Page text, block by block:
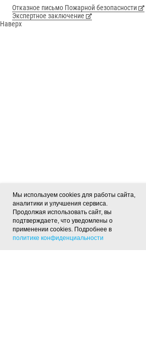
Мы используем cookies для работы сайта,
аналитики и улучшения сервиса.
Продолжая использовать сайт, вы
подтверждаете, что уведомлены о
применении cookies. Подробнее в
политике конфиденциальности
Отказное письмо Пожарной безопасности
Экспертное заключение
Наверх